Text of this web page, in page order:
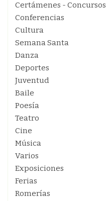
Certámenes - Concursos
Conferencias
Cultura
Semana Santa
Danza
Deportes
Juventud
Baile
Poesía
Teatro
Cine
Música
Varios
Exposiciones
Ferias
Romerías